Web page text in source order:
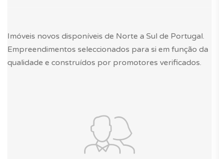
Imóveis novos disponíveis de Norte a Sul de Portugal.
Empreendimentos seleccionados para si em função da
qualidade e construídos por promotores verificados.